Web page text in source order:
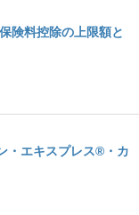
険料控除の上限額と
・エキスプレス®・カ